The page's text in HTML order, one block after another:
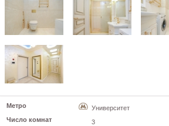
Метро
Университет
Число комнат
3